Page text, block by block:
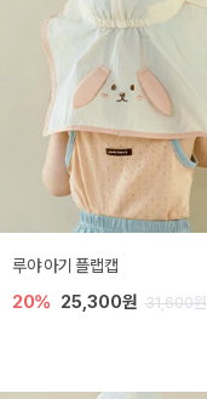
루야 아기 플랩캡
20% 25,300원 31,600원